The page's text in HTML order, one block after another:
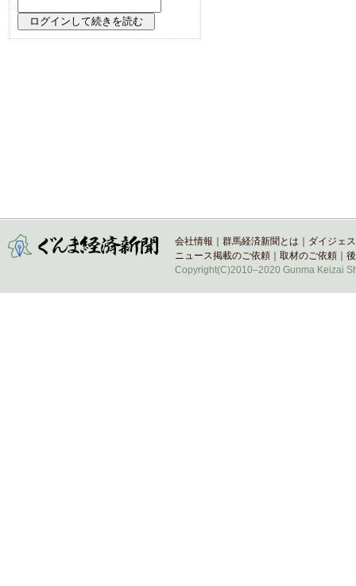
会社情報 群馬経済新聞とは
ダイジェ
ニュース掲載のご依頼
取材のご依頼
Copyright(C)2010–2020 Gunma Keizai